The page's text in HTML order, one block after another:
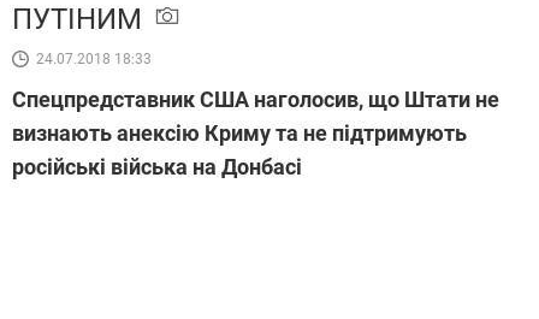
ПУТІНИМ
24.07.2018 18:33
Спецпредставник США наголосив, що Штати не
визнають анексію Криму та не підтримують
російські війська на Донбасі